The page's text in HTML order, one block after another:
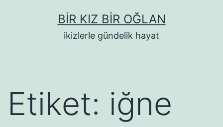
BIR KIZ BIR OĞLAN
ikizlerle gündelik hayat
Etiket: iğne